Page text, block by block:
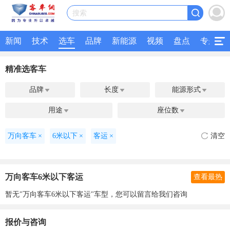
搜索
新闻 技术 选车 品牌 新能源 视频 盘点 专题
精准选客车
品牌  长度  能源形式 
用途  座位数 
万向客车 × 6米以下 × 客运 × 清空
万向客车6米以下客运 查看最热
暂无"万向客车6米以下客运"车型，您可以留言给我们咨询
报价与咨询